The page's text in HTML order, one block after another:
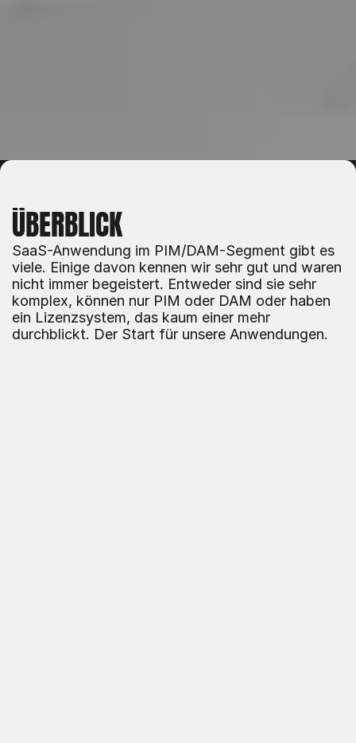
ÜBERBLICK
SaaS-Anwendung im PIM/DAM-Segment gibt es
viele. Einige davon kennen wir sehr gut und waren
nicht immer begeistert. Entweder sind sie sehr
komplex, können nur PIM oder DAM oder haben
ein Lizenzsystem, das kaum einer mehr
durchblickt. Der Start für unsere Anwendungen.